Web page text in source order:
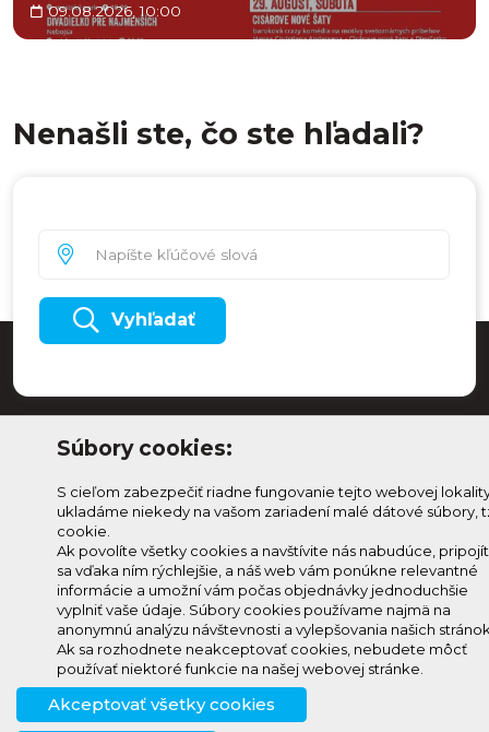
09.08.2026, 10:00
Nenašli ste, čo ste hľadali?
Vyhľadať
info@knh.sk
+421 903
294 997
Prihlásenie
Zmeniť
nastavenie
cookies
Odoberaj Kam na
Horehroní
Prihlás sa na odber a
dostávaj novinky ako prvý
Súbory cookies:
S cieľom zabezpečiť riadne fungovanie tejto webovej
ukladáme niekedy na vašom zariadení malé dátové súbory,
cookie.
Ak povolíte všetky cookies a navštívite nás nabudúce,
sa vďaka ním rýchlejšie, a náš web vám ponúkne relevantné
informácie a umožní vám počas objednávky jednoduchšie
vyplniť vaše údaje. Súbory cookies používame najmä na
anonymnú analýzu návštevnosti a vylepšovania našich
Ak sa rozhodnete neakceptovať cookies, nebudete môcť
používať niektoré funkcie na našej webovej stránke.
Akceptovať všetky cookies